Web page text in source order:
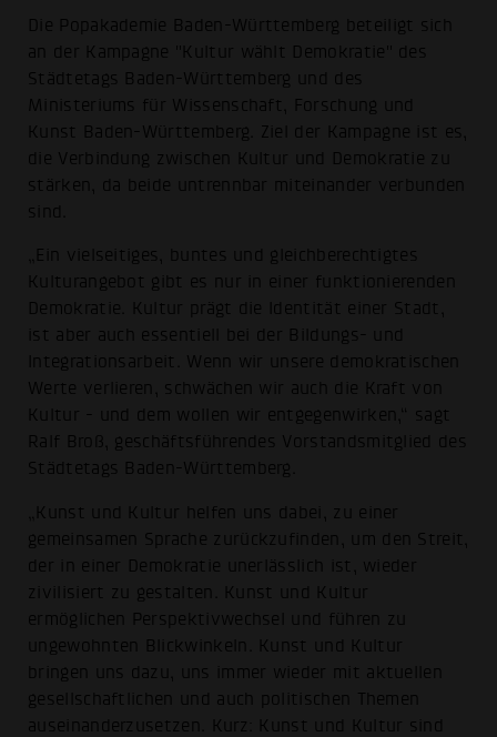
Die Popakademie Baden-Württemberg beteiligt sich
an der Kampagne "Kultur wählt Demokratie" des
Städtetags Baden-Württemberg und des
Ministeriums für Wissenschaft, Forschung und
Kunst Baden-Württemberg. Ziel der Kampagne ist es,
die Verbindung zwischen Kultur und Demokratie zu
stärken, da beide untrennbar miteinander verbunden
sind.
„Ein vielseitiges, buntes und gleichberechtigtes
Kulturangebot gibt es nur in einer funktionierenden
Demokratie. Kultur prägt die Identität einer Stadt,
ist aber auch essentiell bei der Bildungs- und
Integrationsarbeit. Wenn wir unsere demokratischen
Werte verlieren, schwächen wir auch die Kraft von
Kultur - und dem wollen wir entgegenwirken,“ sagt
Ralf Broß, geschäftsführendes Vorstandsmitglied des
Städtetags Baden-Württemberg.
„Kunst und Kultur helfen uns dabei, zu einer
gemeinsamen Sprache zurückzufinden, um den Streit,
der in einer Demokratie unerlässlich ist, wieder
zivilisiert zu gestalten. Kunst und Kultur
ermöglichen Perspektivwechsel und führen zu
ungewohnten Blickwinkeln. Kunst und Kultur
bringen uns dazu, uns immer wieder mit aktuellen
gesellschaftlichen und auch politischen Themen
auseinanderzusetzen. Kurz: Kunst und Kultur sind